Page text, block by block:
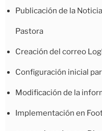
Publicación de la
Pastora
Creación del correo
Configuración inicial
Modificación de la
Implementación en